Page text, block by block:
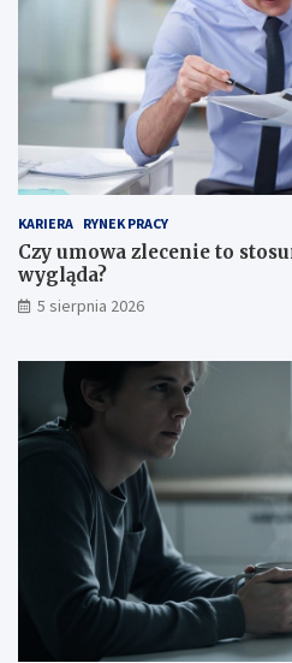
KARIERA RYNEK PRACY
Czy umowa zlecenie to
wygląda?
5 sierpnia 2026